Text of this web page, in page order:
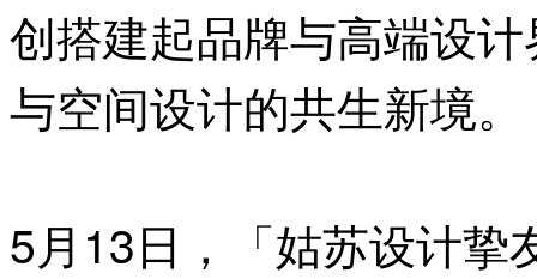
创搭建起品牌与高端设
与空间设计的共生新境。
5月13日，「姑苏设计